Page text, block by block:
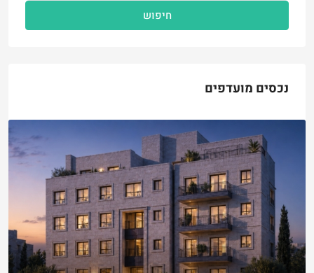
חיפוש
נכסים מועדפים